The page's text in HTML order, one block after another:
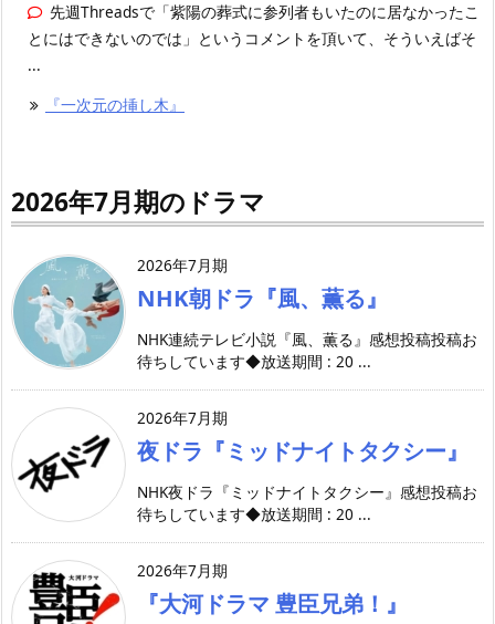
先週Threadsで「紫陽の葬式に参列者もいたのに居なかったこ
とにはできないのでは」というコメントを頂いて、そういえばそ
...
『一次元の挿し木』
2026年7月期のドラマ
2026年7月期
NHK朝ドラ『風、薫る』
NHK連続テレビ小説『風、薫る』感想投稿投稿お
待ちしています◆放送期間 : 20 ...
2026年7月期
夜ドラ『ミッドナイトタクシー』
NHK夜ドラ『ミッドナイトタクシー』感想投稿お
待ちしています◆放送期間 : 20 ...
2026年7月期
『大河ドラマ 豊臣兄弟！』